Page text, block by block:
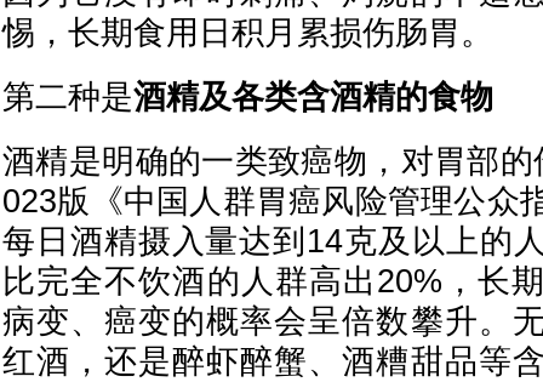
惕，长期食用日积月累损伤肠胃。
第二种是酒精及各类含酒精的食物
酒精是明确的一类致癌物，对胃部
023版《中国人群胃癌风险管理公众
每日酒精摄入量达到14克及以上的
比完全不饮酒的人群高出20%，长
病变、癌变的概率会呈倍数攀升。
红酒，还是醉虾醉蟹、酒糟甜品等